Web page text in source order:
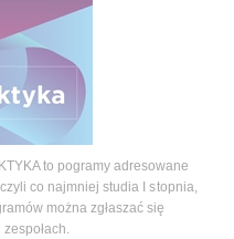
to pogramy adresowane
co najmniej studia I stopnia,
można zgłaszać się